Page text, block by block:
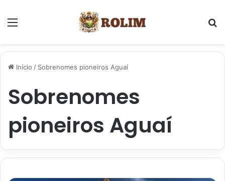
Início / Sobrenomes pioneiros Aguaí
Sobrenomes
pioneiros Aguaí